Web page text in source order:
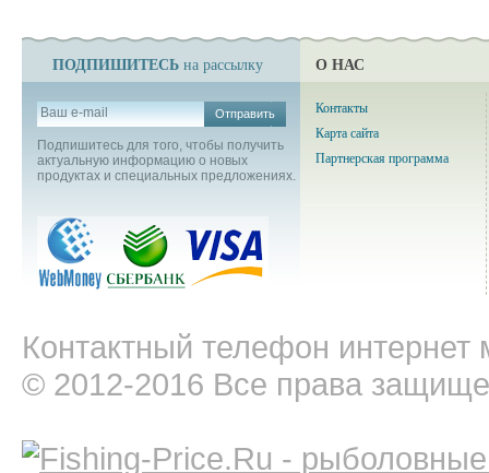
ПОДПИШИТЕСЬ на рассылку
Отправить
Подпишитесь для того, чтобы получить
актуальную информацию о новых
продуктах и специальных предложениях.
О НАС
Контакты
Карта сайта
Партнерская программа
Контактный телефон интернет
© 2012-2016 Все права